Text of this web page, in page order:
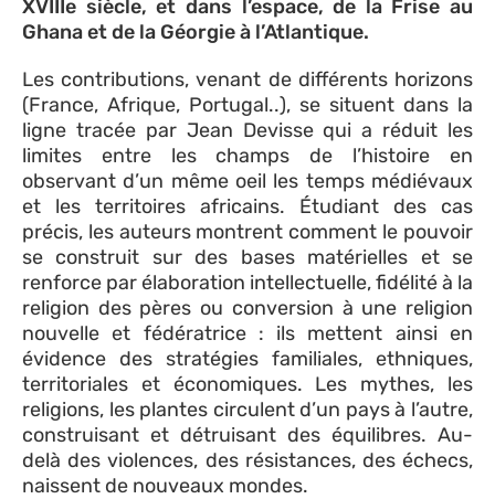
XVIIIe siècle, et dans l’espace, de la Frise au
Ghana et de la Géorgie à l’Atlantique.
Les contributions, venant de différents horizons
(France, Afrique, Portugal..), se situent dans la
ligne tracée par Jean Devisse qui a réduit les
limites entre les champs de l’histoire en
observant d’un même oeil les temps médiévaux
et les territoires africains. Étudiant des cas
précis, les auteurs montrent comment le pouvoir
se construit sur des bases matérielles et se
renforce par élaboration intellectuelle, fidélité à la
religion des pères ou conversion à une religion
nouvelle et fédératrice : ils mettent ainsi en
évidence des stratégies familiales, ethniques,
territoriales et économiques. Les mythes, les
religions, les plantes circulent d’un pays à l’autre,
construisant et détruisant des équilibres. Au-
delà des violences, des résistances, des échecs,
naissent de nouveaux mondes.